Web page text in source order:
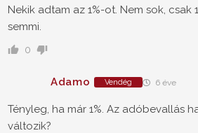
Nekik adtam az 1%-ot. Nem sok, csak
semmi.
0
Adamo Vendég 6 éve
Tényleg, ha már 1%. Az adóbevallás
változik?